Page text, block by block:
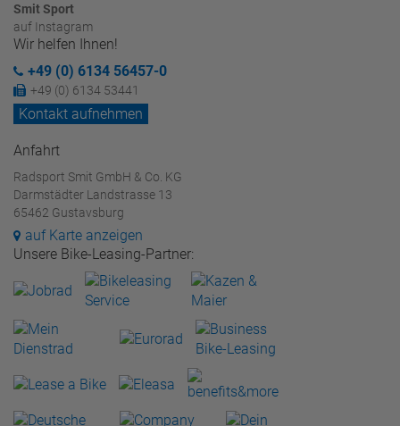
Smit Sport
auf Instagram
Wir helfen Ihnen!
+49 (0) 6134 56457-0
+49 (0) 6134 53441
Kontakt aufnehmen
Anfahrt
Radsport Smit GmbH & Co. KG
Darmstädter Landstrasse 13
65462 Gustavsburg
auf Karte anzeigen
Unsere Bike-Leasing-Partner: